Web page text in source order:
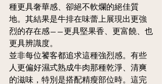
種更具奢華感、卻絕不軟爛的絕佳質
地。其結果是牛排在味蕾上展現出更強
烈的存在感——更具堅果香、更富饒、也
更具辨識度。
並非每位饕客都追求這種強烈感。有些
人更偏好濕式熟成牛肉那種乾淨、清爽
的滋味，特別是搭配精瘦部位時。這完